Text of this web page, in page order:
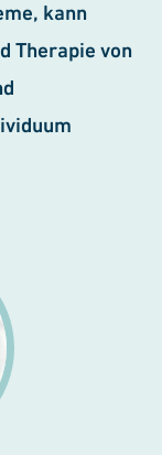
kann
Therapie von